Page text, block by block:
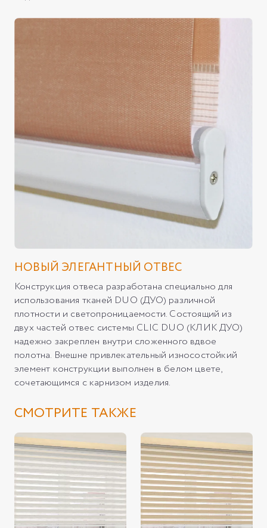
НОВЫЙ ЭЛЕГАНТНЫЙ ОТВЕС
Конструкция отвеса разработана специально для
использования тканей DUO (ДУО) различной
плотности и светопроницаемости. Состоящий из
двух частей отвес системы CLIC DUO (КЛИК ДУО)
надежно закреплен внутри сложенного вдвое
полотна. Внешне привлекательный износостойкий
элемент конструкции выполнен в белом цвете,
сочетающимся с карнизом изделия.
СМОТРИТЕ ТАКЖЕ